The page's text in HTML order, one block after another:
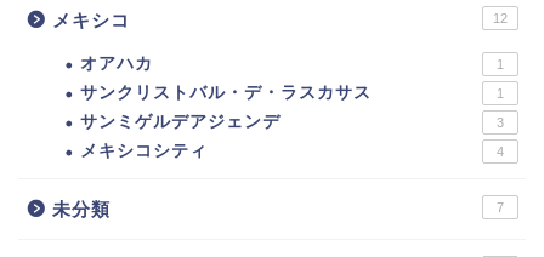
メキシコ 12
オアハカ 1
サンクリストバル・デ・ラスカサス 1
サンミゲルデアジェンデ 3
メキシコシティ 4
未分類 7